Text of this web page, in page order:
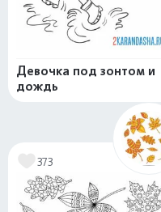
Девочка под зонтом и
дождь
373